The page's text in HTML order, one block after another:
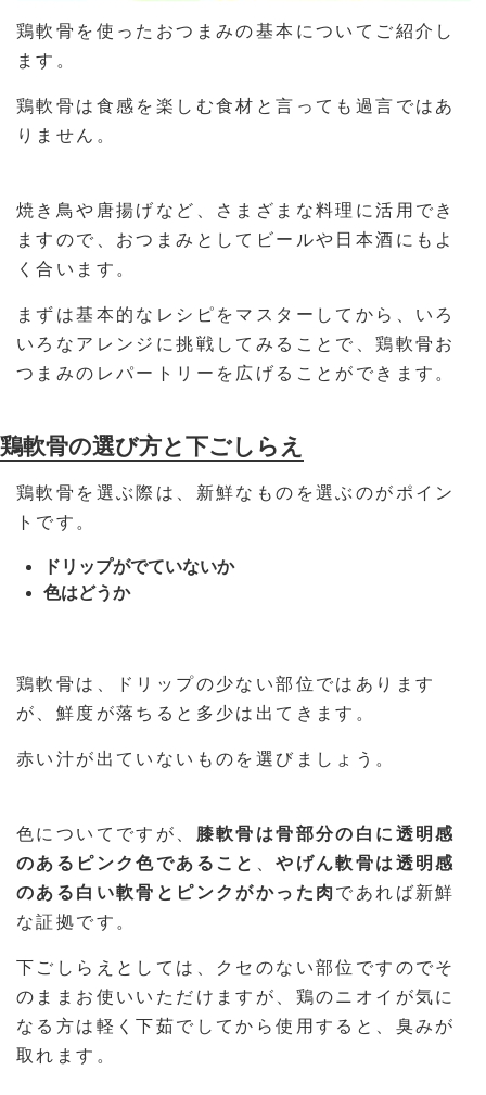
鶏軟骨を使ったおつまみの基本についてご紹介し
ます。
鶏軟骨は食感を楽しむ食材と言っても過言ではあ
りません。
焼き鳥や唐揚げなど、さまざまな料理に活用でき
ますので、おつまみとしてビールや日本酒にもよ
く合います。
まずは基本的なレシピをマスターしてから、いろ
いろなアレンジに挑戦してみることで、鶏軟骨お
つまみのレパートリーを広げることができます。
鶏軟骨の選び方と下ごしらえ
鶏軟骨を選ぶ際は、新鮮なものを選ぶのがポイン
トです。
ドリップがでていないか
色はどうか
鶏軟骨は、ドリップの少ない部位ではあります
が、鮮度が落ちると多少は出てきます。
赤い汁が出ていないものを選びましょう。
色についてですが、 膝軟骨は骨部分の白に透明感
のあるピンク色であること
、やげん軟骨は透明感
のある白い軟骨とピンクがかった肉 であれば新鮮
な証拠です。
下ごしらえとしては、クセのない部位ですのでそ
のままお使いいただけますが、鶏のニオイが気に
なる方は軽く下茹でしてから使用すると、臭みが
取れます。